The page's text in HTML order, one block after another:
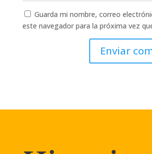
Guarda mi nombre, correo
este navegador para la próxima vez
Enviar